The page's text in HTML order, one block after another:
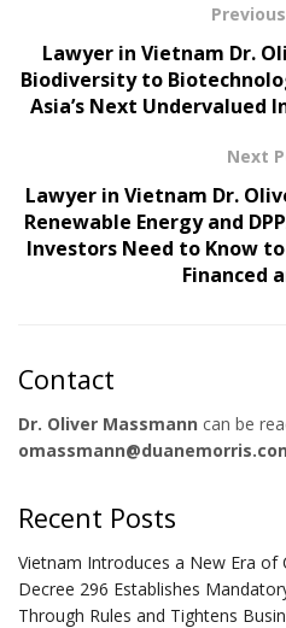
Lawyer in Vietnam Dr.
Biodiversity to
Asia’s Next
Next
Lawyer in Vietnam Dr.
Renewable Energy and
Investors Need to Know
Financed
Contact
Dr. Oliver Massmann can be
Recent Posts
Vietnam Introduces a New Era of
Decree 296 Establishes
Through Rules and Tightens